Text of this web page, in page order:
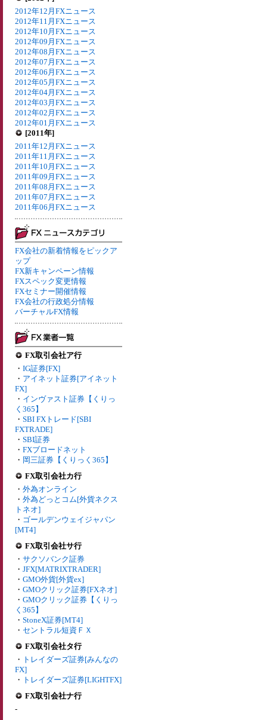
2012年12月FXニュース
2012年11月FXニュース
2012年10月FXニュース
2012年09月FXニュース
2012年08月FXニュース
2012年07月FXニュース
2012年06月FXニュース
2012年05月FXニュース
2012年04月FXニュース
2012年03月FXニュース
2012年02月FXニュース
2012年01月FXニュース
[2011年]
2011年12月FXニュース
2011年11月FXニュース
2011年10月FXニュース
2011年09月FXニュース
2011年08月FXニュース
2011年07月FXニュース
2011年06月FXニュース
FX会社の新着情報をピックア
ップ
FX新キャンペーン情報
FXスペック変更情報
FXセミナー開催情報
FX会社の行政処分情報
バーチャルFX情報
FX取引会社ア行
・ IG証券[FX]
・ アイネット証券[アイネット
FX]
・ インヴァスト証券【くりっ
く365】
・ SBI FXトレード[SBI
FXTRADE]
・ SBI証券
・ FXブロードネット
・ 岡三証券【くりっく365】
FX取引会社カ行
・ 外為オンライン
・ 外為どっとコム[外貨ネクス
トネオ]
・ ゴールデンウェイジャパン
[MT4]
FX取引会社サ行
・ サクソバンク証券
・ JFX[MATRIXTRADER]
・ GMO外貨[外貨ex]
・ GMOクリック証券[FXネオ]
・ GMOクリック証券【くりっ
く365】
・ StoneX証券[MT4]
・ セントラル短資ＦＸ
FX取引会社タ行
・ トレイダーズ証券[みんなの
FX]
・ トレイダーズ証券[LIGHTFX]
FX取引会社ナ行
-